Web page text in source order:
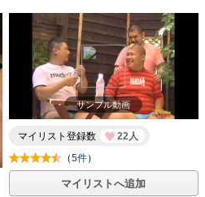
サンプル動画
マイリスト登録数
22人
（5件）
マイリストへ追加